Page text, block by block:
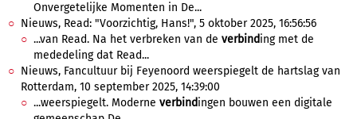
Onvergetelijke Momenten in De...
Nieuws, Read: "Voorzichtig, Hans!", 5 oktober 2025, 16:56:56
...van Read. Na het verbreken van de verbinding met de
mededeling dat Read...
Nieuws, Fancultuur bij Feyenoord weerspiegelt de hartslag van
Rotterdam, 10 september 2025, 14:39:00
...weerspiegelt. Moderne verbindingen bouwen een digitale